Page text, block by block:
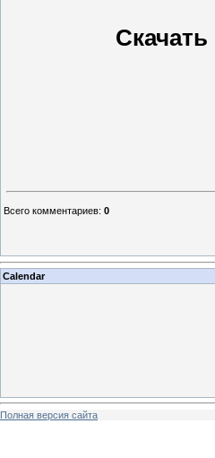
Скачать
Всего комментариев: 0
Calendar
Полная версия сайта